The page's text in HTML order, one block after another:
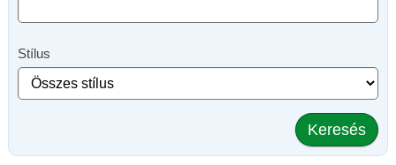
Stílus
Keresés